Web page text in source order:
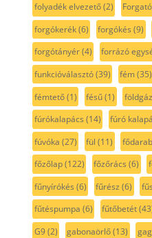
folyadék elvezető(2)
forgókerék(6) forgókés (9)
forgótányér(4) forrázó
funkcióválasztó(39) fém(35)
fémtető(1) fésű(1) földgáz
fúrókalapács (14) fúró
fúvóka (27) fül (11) fődarab
főzőlap(122) főzőrács (6)
fűnyírókés (6) fűrész (6)
fűtéspumpa (6) fűtőbetét
G9(2) gabonaörlő(13)